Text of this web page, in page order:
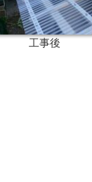
工事後